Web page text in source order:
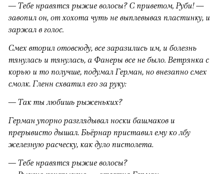
— Тебе нравятся рыжие волосы? С приветом, Руби! —
завопил он, от хохота чуть не выплевывая пластинку, и
заржал в голос.
Смех вторил отовсюду, все заразились им, и болезнь
тянулась и тянулась, а Фанеры все не было. Ветрянка с
корью и то получше, подумал Герман, но внезапно смех
смолк. Гленн схватил его за руку:
— Так ты любишь рыженьких?
Герман упорно разглядывал носки башмаков и
прерывисто дышал. Бьёрнар приставил ему ко лбу
железную расческу, как дуло пистолета.
— Тебе нравятся рыжие волосы?